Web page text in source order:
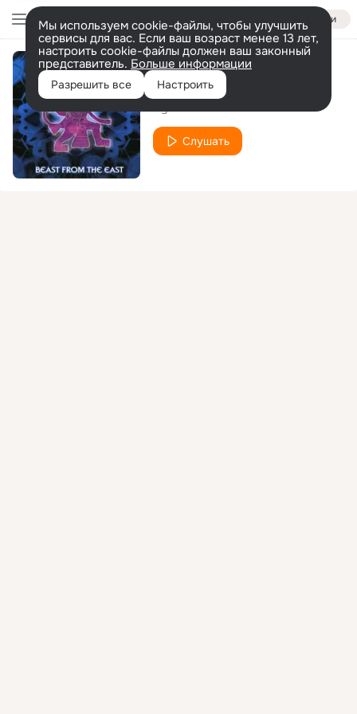
Войти
Мы используем cookie-файлы, чтобы улучшить
сервисы для вас. Если ваш возраст менее 13 лет,
настроить cookie-файлы должен ваш законный
представитель. Больше информации
Разрешить все Настроить
Слушать